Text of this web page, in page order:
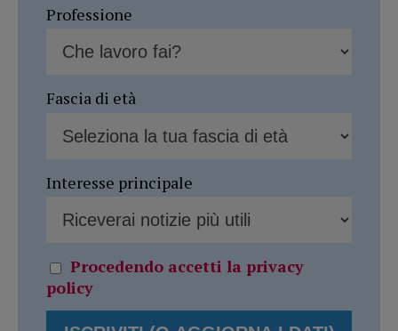
Professione
Fascia di età
Interesse principale
Procedendo accetti la privacy
policy